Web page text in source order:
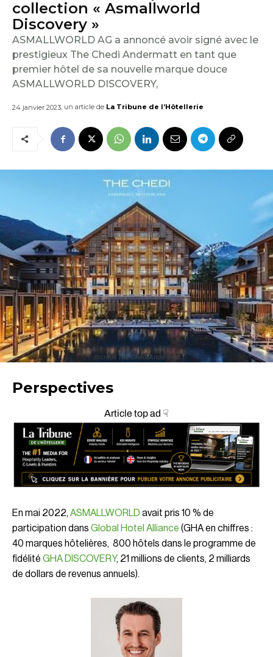
collection « Asmallworld
Discovery »
ASMALLWORLD AG a annoncé avoir signé avec le
prestigieux The Chedi Andermatt en tant que
premier hôtel de sa nouvelle marque douce
ASMALLWORLD DISCOVERY,
24 janvier 2023, un article de La Tribune de l’Hôtellerie
@credit The Chedi Andermatt
Perspectives
Article top ad ☟
En mai 2022, ASMALLWORLD avait pris 10 % de
participation dans Global Hotel Alliance (GHA en chiffres :
40 marques hôtelières, 800 hôtels dans le programme de
fidélité GHA DISCOVERY, 21 millions de clients, 2 milliards
de dollars de revenus annuels).